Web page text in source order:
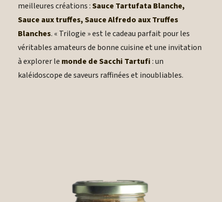
meilleures créations :Sauce Tartufata Blanche,
Sauce aux truffes, Sauce Alfredo aux Truffes
Blanches. « Trilogie » est le cadeau parfait pour les
véritables amateurs de bonne cuisine et une invitation
à explorer le monde de Sacchi Tartufi: un
kaléidoscope de saveurs raffinées et inoubliables.